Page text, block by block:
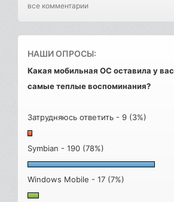
все комментарии
НАШИ ОПРОСЫ:
Какая мобильная ОС оставила у вас
самые теплые воспоминания?
Затрудняюсь ответить - 9 (3%)
Symbian - 190 (78%)
Windows Mobile - 17 (7%)